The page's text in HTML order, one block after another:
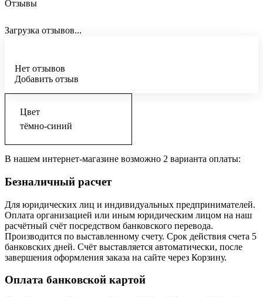
Отзывы
Загрузка отзывов...
Нет отзывов
Добавить отзыв
Цвет
тёмно-синий
В нашем интернет-магазине возможно 2 варианта оплаты:
Безналичный расчет
Для юридических лиц и индивидуальных предпринимателей.
Оплата организацией или иным юридическим лицом на наш
расчётный счёт посредством банковского перевода.
Производится по выставленному счету. Срок действия счета 5
банковских дней. Счёт выставляется автоматически, после
завершения оформления заказа на сайте через Корзину.
Оплата банковской картой